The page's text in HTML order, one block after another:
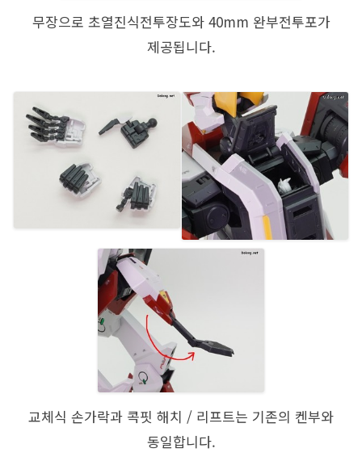
무장으로 초열진식전투장도와 40mm 완부전투포가
제공됩니다.
교체식 손가락과 콕핏 해치 / 리프트는 기존의 켄부와
동일합니다.